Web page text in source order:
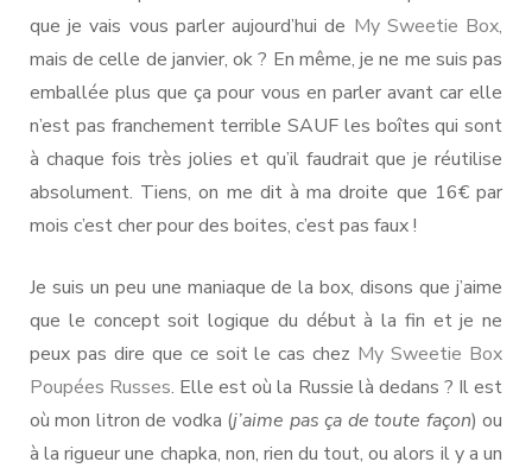
que je vais vous parler aujourd’hui de My Sweetie Box,
mais de celle de janvier, ok ? En même, je ne me suis pas
emballée plus que ça pour vous en parler avant car elle
n’est pas franchement terrible SAUF les boîtes qui sont
à chaque fois très jolies et qu’il faudrait que je réutilise
absolument. Tiens, on me dit à ma droite que 16€ par
mois c’est cher pour des boites, c’est pas faux !
Je suis un peu une maniaque de la box, disons que j’aime
que le concept soit logique du début à la fin et je ne
peux pas dire que ce soit le cas chez My Sweetie Box
Poupées Russes. Elle est où la Russie là dedans ? Il est
où mon litron de vodka (j’aime pas ça de toute façon) ou
à la rigueur une chapka, non, rien du tout, ou alors il y a un